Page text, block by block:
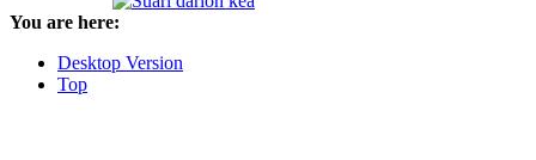
You are here:
Desktop Version
Top